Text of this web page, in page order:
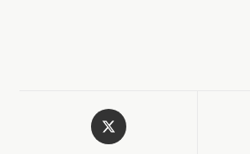
Opent
in